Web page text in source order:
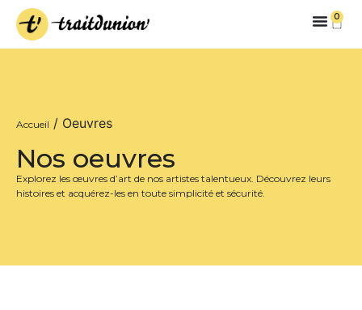
0
Accueil / Oeuvres
Nos oeuvres
Explorez les œuvres d’art de nos artistes talentueux. Découvrez leurs
histoires et acquérez-les en toute simplicité et sécurité.